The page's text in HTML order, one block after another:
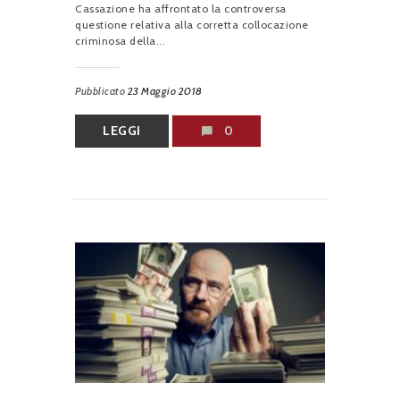
Cassazione ha affrontato la controversa
questione relativa alla corretta collocazione
criminosa della...
Pubblicato 23 Maggio 2018
LEGGI 0